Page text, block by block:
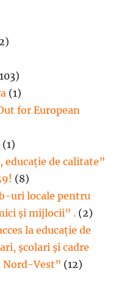
(1)
for European
(1)
de calitate”
(8)
uri locale pentru
şi mijlocii” . (2)
la educație de
școlari și cadre
Nord-Vest” (12)